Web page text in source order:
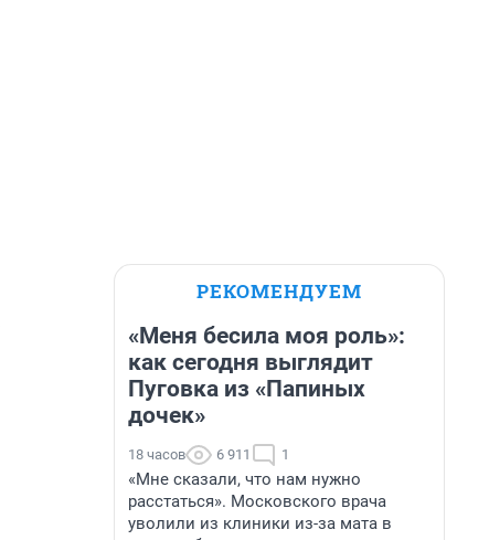
РЕКОМЕНДУЕМ
«Меня бесила моя роль»:
как сегодня выглядит
Пуговка из «Папиных
дочек»
18 часов 6 911 1
«Мне сказали, что нам нужно
расстаться». Московского врача
уволили из клиники из-за мата в